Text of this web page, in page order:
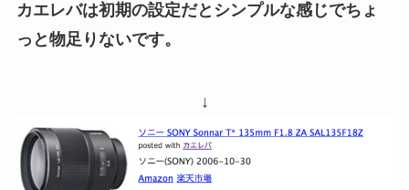
カエレバは初期の設定だとシンプルな感じでちょ
っと物足りないです。
↓